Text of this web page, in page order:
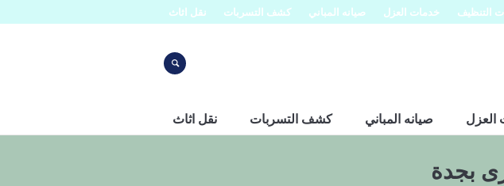
التنظيف خدمات العزل صيانه المباني كشف التسربات نقل اثاث
العزل صيانه المباني كشف التسربات نقل اثاث
بجدة